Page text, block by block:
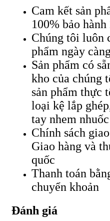
Cam kết sản
100% bảo hành
Chúng tôi luôn
phẩm ngày
Sản phẩm có
kho của chúng
sản phẩm thực
loại kệ lắp
tay nhem nhuốc
Chính sách
Giao hàng và
quốc
Thanh toán
chuyển khoản
Đánh giá